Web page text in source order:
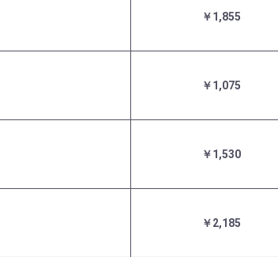
￥1,855
￥1,075
￥1,530
￥2,185